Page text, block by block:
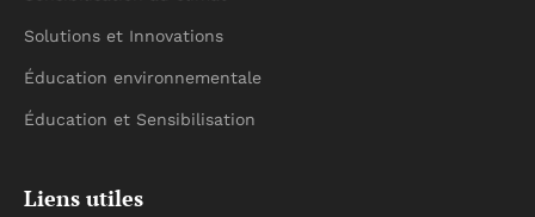
Solutions et Innovations
Éducation environnementale
Éducation et Sensibilisation
Liens utiles